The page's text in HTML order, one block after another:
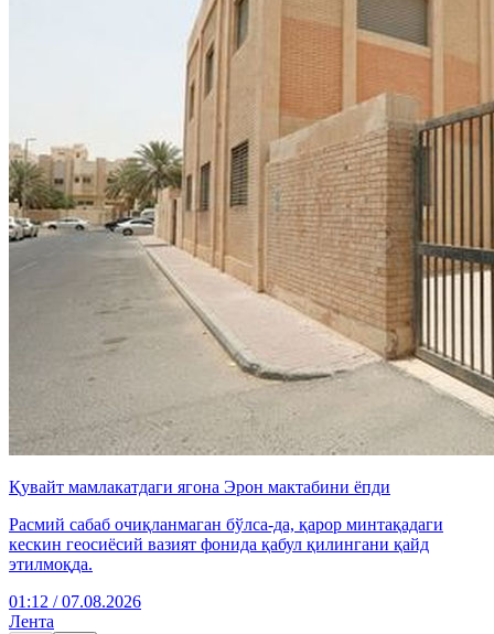
Қувайт мамлакатдаги ягона Эрон мактабини ёпди
Расмий сабаб очиқланмаган бўлса-да, қарор минтақадаги
кескин геосиёсий вазият фонида қабул қилингани қайд
этилмоқда.
01:12 / 07.08.2026
Лента